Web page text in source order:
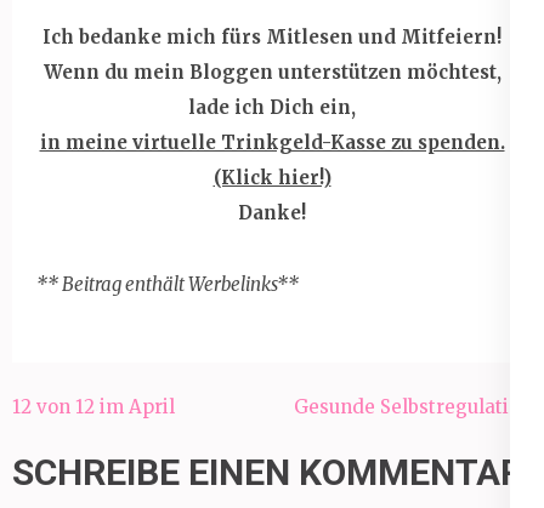
Ich bedanke mich fürs Mitlesen und Mitfeiern!
Wenn du mein Bloggen unterstützen möchtest,
lade ich Dich ein,
in meine virtuelle Trinkgeld-Kasse zu spenden.
(Klick hier!)
Danke!
** Beitrag enthält Werbelinks**
Beitragsnavigation
12 von 12 im April Gesunde Selbstregulation
SCHREIBE EINEN KOMMENTAR